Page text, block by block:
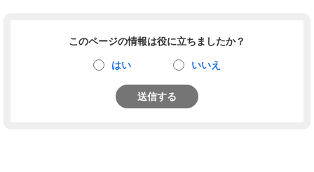
このページの情報は役に立ちましたか？
はい いいえ
送信する